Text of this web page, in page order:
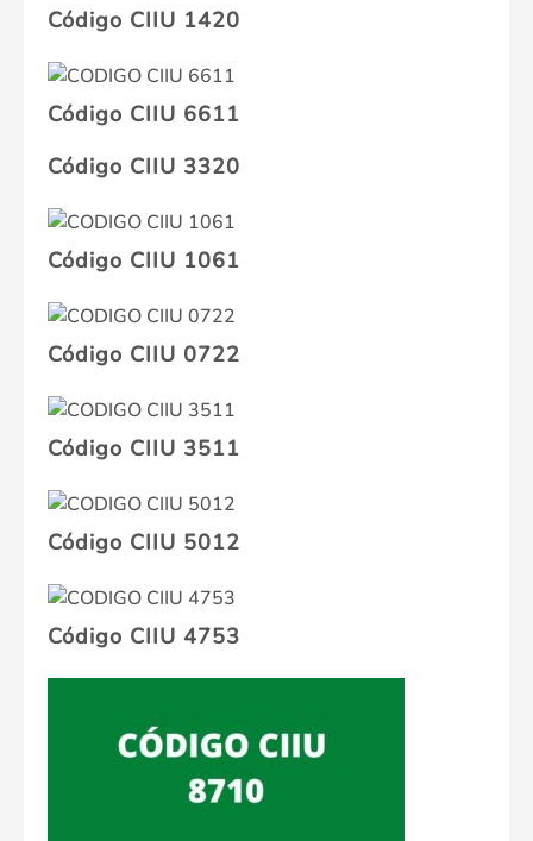
Código CIIU 1420
Código CIIU 6611
Código CIIU 3320
Código CIIU 1061
Código CIIU 0722
Código CIIU 3511
Código CIIU 5012
Código CIIU 4753